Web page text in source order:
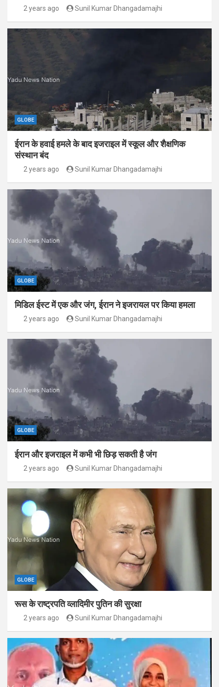
2 years ago Sunil Kumar Dhangadamajhi
GLOBE
ईरान के हवाई हमले के बाद इजराइल में स्कूल और शैक्षणिक
संस्थान बंद
2 years ago Sunil Kumar Dhangadamajhi
GLOBE
मिडिल ईस्ट में एक और जंग, ईरान ने इजरायल पर किया हमला
2 years ago Sunil Kumar Dhangadamajhi
GLOBE
ईरान और इजराइल में कभी भी छिड़ सकती है जंग
2 years ago Sunil Kumar Dhangadamajhi
GLOBE
रूस के राष्ट्रपति व्लादिमीर पुतिन की सुरक्षा
2 years ago Sunil Kumar Dhangadamajhi